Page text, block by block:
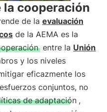
la cooperación
de la evaluación
de la AEMA es la
entre la Unión
y los niveles
eficazmente los
conjuntos, no
de adaptación ,